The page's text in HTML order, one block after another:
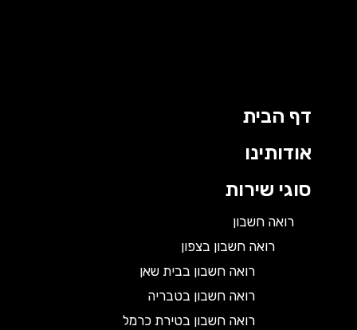
דף הבית
אודותינו
סוגי שירות
רואה חשבון
רואה חשבון בצפון
רואה חשבון בבית שאן
רואה חשבון בטבריה
רואה חשבון בטירת כרמל